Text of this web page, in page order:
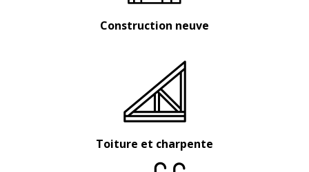
Construction neuve
Toiture et charpente